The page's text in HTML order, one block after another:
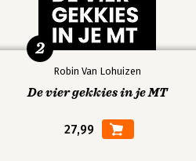
Robin Van Lohuizen
De vier gekkies in je MT
27,99
2